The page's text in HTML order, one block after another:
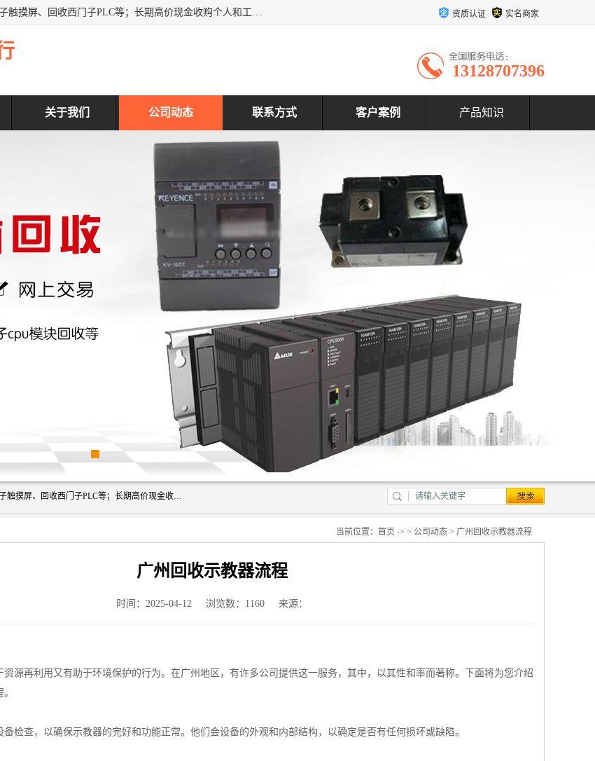
深圳市福田区诚芯源电子商行主营业务：回收西门子模块、回收西门子触摸屏、回收西门子PLC等；长期高价现金收购个人和工厂库存电子元件，我们以努力处事、以诚信待人，能迅速为客户消化库存、减少仓储、回笼资金，我们交易灵活方便，现金支付，价格合 理，尽量满足客户的要求，提供一条龙服务。 资质认证 实名商家
13128707396
关于我们 公司动态 联系方式 客户案例 产品知识
深圳市福田区诚芯源电子商行主营业务：回收西门子模块、回收西门子触摸屏、回收西门子PLC等；长期高价现金收购个人和工厂库存电子元件，我们以努力处事、以诚信待人，能迅速为客户消化库存、减少仓储、回笼资金，我们交易灵活方便，现金支付，价格合 理，尽量满足客户的要求，提供一条龙服务。
当前位置： 首页 -> > 公司动态 > 广州回收示教器流程
广州回收示教器流程
时间：2025-04-12 浏览数：1160 来源：
资源再利用又有助于环境保护的行为。在广州地区，有许多公司提供这一服务，其中，以其性和率而著称。下面将为您介绍
检查，以确保示教器的完好和功能正常。他们会设备的外观和内部结构，以确定是否有任何损坏或缺陷。